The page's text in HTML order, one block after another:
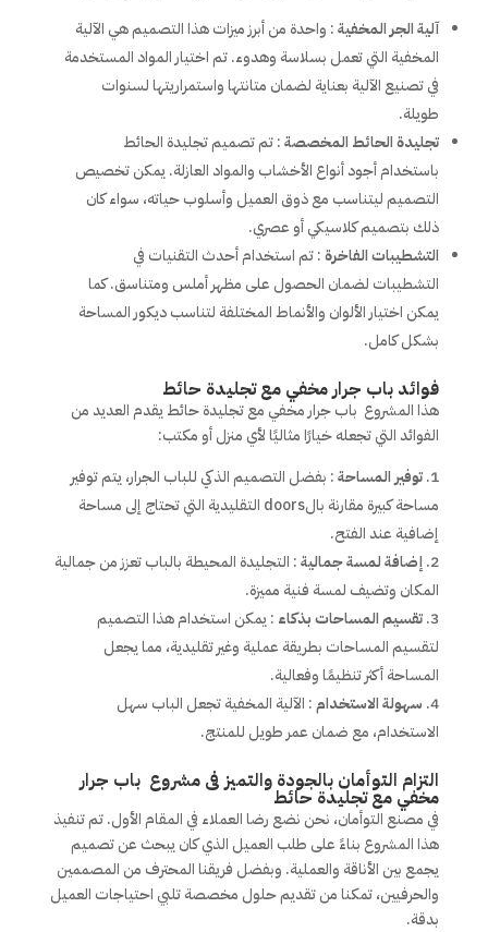
آلية الجر المخفية: واحدة من أبرز ميزات هذا التصميم هي الآلية
المخفية التي تعمل بسلاسة وهدوء. تم اختيار المواد المستخدمة
في تصنيع الآلية بعناية لضمان متانتها واستمراريتها لسنوات
طويلة.
تجليدة الحائط المخصصة: تم تصميم تجليدة الحائط
باستخدام أجود أنواع الأخشاب والمواد العازلة. يمكن تخصيص
التصميم ليتناسب مع ذوق العميل وأسلوب حياته، سواء كان
ذلك بتصميم كلاسيكي أو عصري.
التشطيبات الفاخرة: تم استخدام أحدث التقنيات في
التشطيبات لضمان الحصول على مظهر أملس ومتناسق. كما
يمكن اختيار الألوان والأنماط المختلفة لتناسب ديكور المساحة
بشكل كامل.
فوائد باب جرار مخفي مع تجليدة حائط
هذا المشروع باب جرار مخفي مع تجليدة حائط يقدم العديد من
الفوائد التي تجعله خيارًا مثاليًا لأي منزل أو مكتب:
توفير المساحة: بفضل التصميم الذكي للباب الجرار، يتم توفير
مساحة كبيرة مقارنة بالdoors التقليدية التي تحتاج إلى مساحة
إضافية عند الفتح.
إضافة لمسة جمالية: التجليدة المحيطة بالباب تعزز من جمالية
المكان وتضيف لمسة فنية مميزة.
تقسيم المساحات بذكاء : يمكن استخدام هذا التصميم
لتقسيم المساحات بطريقة عملية وغير تقليدية، مما يجعل
المساحة أكثر تنظيمًا وفعالية.
سهولة الاستخدام: الآلية المخفية تجعل الباب سهل
الاستخدام، مع ضمان عمر طويل للمنتج.
التزام التوأمان بالجودة والتميز فى مشروع باب جرار
مخفي مع تجليدة حائط
في مصنع التوأمان، نحن نضع رضا العملاء في المقام الأول. تم تنفيذ
هذا المشروع بناءً على طلب العميل الذي كان يبحث عن تصميم
يجمع بين الأناقة والعملية. وبفضل فريقنا المحترف من المصممين
والحرفيين، تمكنا من تقديم حلول مخصصة تلبي احتياجات العميل
بدقة.